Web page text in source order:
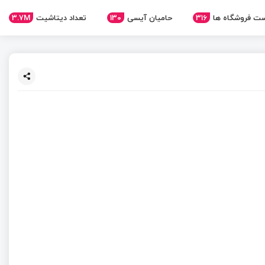
فروشگاه ها 316 حامیان آیسی 130 تعداد دیتاشیت 3.7M